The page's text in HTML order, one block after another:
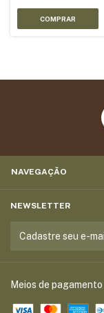
NAVEGAÇÃO
NEWSLETTER
Meios de pagamento